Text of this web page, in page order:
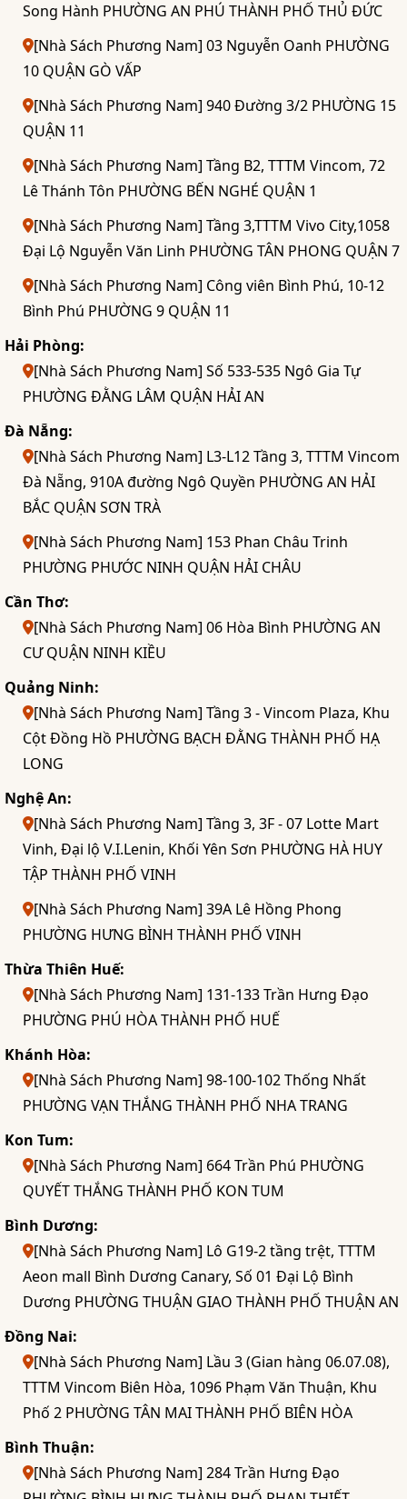
Song Hành PHƯỜNG AN PHÚ THÀNH PHỐ THỦ ĐỨC
[Nhà Sách Phương Nam] 03 Nguyễn Oanh PHƯỜNG
10 QUẬN GÒ VẤP
[Nhà Sách Phương Nam] 940 Đường 3/2 PHƯỜNG 15
QUẬN 11
[Nhà Sách Phương Nam] Tầng B2, TTTM Vincom, 72
Lê Thánh Tôn PHƯỜNG BẾN NGHÉ QUẬN 1
[Nhà Sách Phương Nam] Tầng 3,TTTM Vivo City,1058
Đại Lộ Nguyễn Văn Linh PHƯỜNG TÂN PHONG QUẬN 7
[Nhà Sách Phương Nam] Công viên Bình Phú, 10-12
Bình Phú PHƯỜNG 9 QUẬN 11
Hải Phòng:
[Nhà Sách Phương Nam] Số 533-535 Ngô Gia Tự
PHƯỜNG ĐẰNG LÂM QUẬN HẢI AN
Đà Nẵng:
[Nhà Sách Phương Nam] L3-L12 Tầng 3, TTTM Vincom
Đà Nẵng, 910A đường Ngô Quyền PHƯỜNG AN HẢI
BẮC QUẬN SƠN TRÀ
[Nhà Sách Phương Nam] 153 Phan Châu Trinh
PHƯỜNG PHƯỚC NINH QUẬN HẢI CHÂU
Cần Thơ:
[Nhà Sách Phương Nam] 06 Hòa Bình PHƯỜNG AN
CƯ QUẬN NINH KIỀU
Quảng Ninh:
[Nhà Sách Phương Nam] Tầng 3 - Vincom Plaza, Khu
Cột Đồng Hồ PHƯỜNG BẠCH ĐẰNG THÀNH PHỐ HẠ
LONG
Nghệ An:
[Nhà Sách Phương Nam] Tầng 3, 3F - 07 Lotte Mart
Vinh, Đại lộ V.I.Lenin, Khối Yên Sơn PHƯỜNG HÀ HUY
TẬP THÀNH PHỐ VINH
[Nhà Sách Phương Nam] 39A Lê Hồng Phong
PHƯỜNG HƯNG BÌNH THÀNH PHỐ VINH
Thừa Thiên Huế:
[Nhà Sách Phương Nam] 131-133 Trần Hưng Đạo
PHƯỜNG PHÚ HÒA THÀNH PHỐ HUẾ
Khánh Hòa:
[Nhà Sách Phương Nam] 98-100-102 Thống Nhất
PHƯỜNG VẠN THẮNG THÀNH PHỐ NHA TRANG
Kon Tum:
[Nhà Sách Phương Nam] 664 Trần Phú PHƯỜNG
QUYẾT THẮNG THÀNH PHỐ KON TUM
Bình Dương:
[Nhà Sách Phương Nam] Lô G19-2 tầng trệt, TTTM
Aeon mall Bình Dương Canary, Số 01 Đại Lộ Bình
Dương PHƯỜNG THUẬN GIAO THÀNH PHỐ THUẬN AN
Đồng Nai:
[Nhà Sách Phương Nam] Lầu 3 (Gian hàng 06.07.08),
TTTM Vincom Biên Hòa, 1096 Phạm Văn Thuận, Khu
Phố 2 PHƯỜNG TÂN MAI THÀNH PHỐ BIÊN HÒA
Bình Thuận:
[Nhà Sách Phương Nam] 284 Trần Hưng Đạo